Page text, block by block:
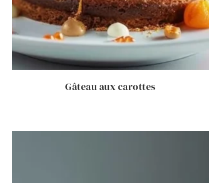
Gâteau aux carottes